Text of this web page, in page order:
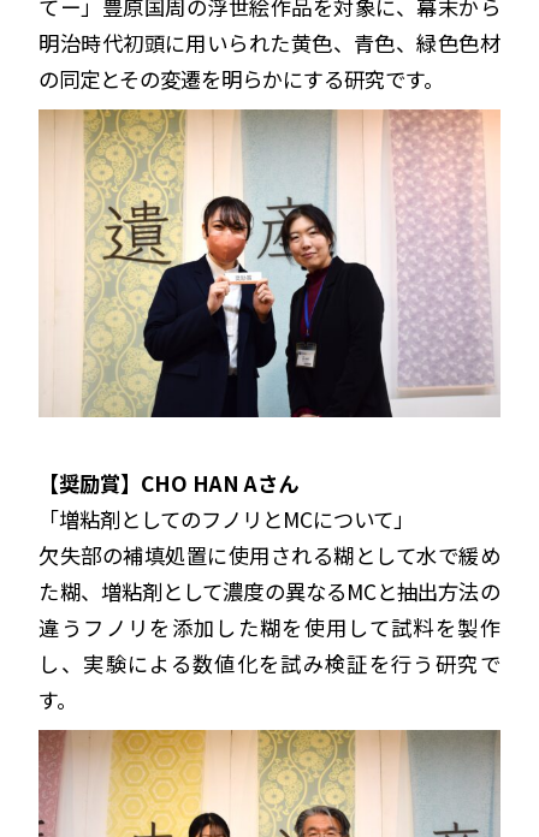
てー」豊原国周の浮世絵作品を対象に、幕末から
明治時代初頭に用いられた黄色、青色、緑色色材
の同定とその変遷を明らかにする研究です。
【奨励賞】CHO HAN Aさん
「増粘剤としてのフノリとMCについて」
欠失部の補填処置に使用される糊として水で緩め
た糊、増粘剤として濃度の異なるMCと抽出方法の
違うフノリを添加した糊を使用して試料を製作
し、実験による数値化を試み検証を行う研究で
す。